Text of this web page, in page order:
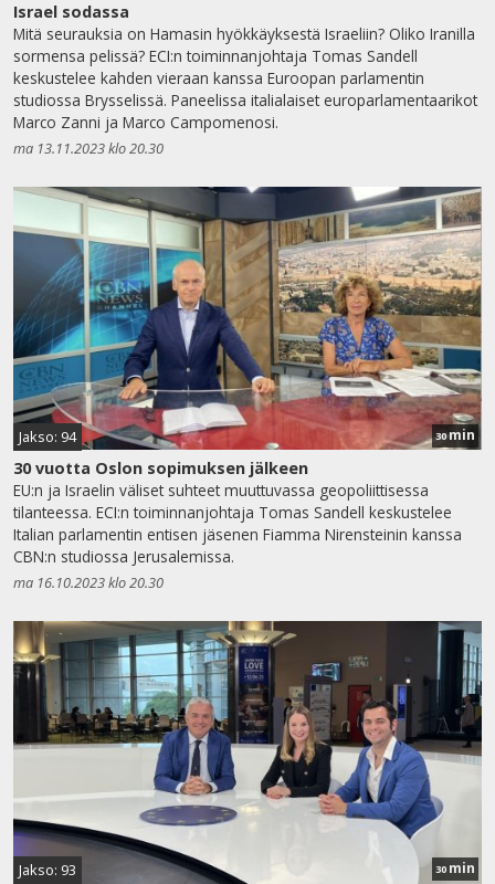
Israel sodassa
Mitä seurauksia on Hamasin hyökkäyksestä Israeliin? Oliko Iranilla
sormensa pelissä? ECI:n toiminnanjohtaja Tomas Sandell
keskustelee kahden vieraan kanssa Euroopan parlamentin
studiossa Brysselissä. Paneelissa italialaiset europarlamentaarikot
Marco Zanni ja Marco Campomenosi.
ma 13.11.2023 klo 20.30
Jakso: 94 30min
30 vuotta Oslon sopimuksen jälkeen
EU:n ja Israelin väliset suhteet muuttuvassa geopoliittisessa
tilanteessa. ECI:n toiminnanjohtaja Tomas Sandell keskustelee
Italian parlamentin entisen jäsenen Fiamma Nirensteinin kanssa
CBN:n studiossa Jerusalemissa.
ma 16.10.2023 klo 20.30
Jakso: 93 30 min